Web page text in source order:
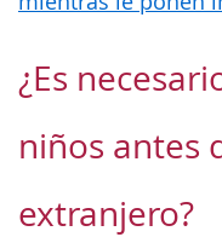
¿Es
niños antes
extranjero?